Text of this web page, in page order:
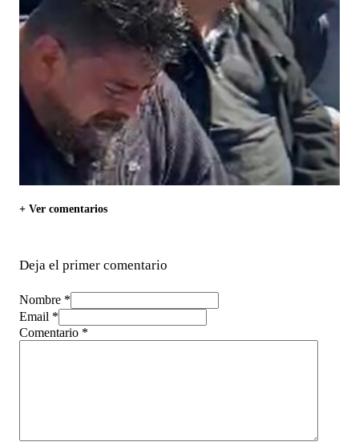
+ Ver comentarios
Deja el primer comentario
Nombre *
Email *
Comentario *